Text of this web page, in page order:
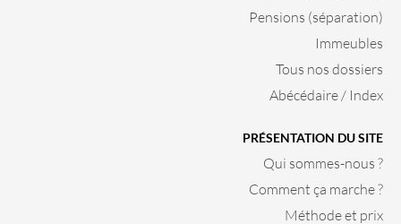
Pensions (séparation)
Immeubles
Tous nos dossiers
Abécédaire / Index
PRÉSENTATION DU SITE
Qui sommes-nous ?
Comment ça marche ?
Méthode et prix